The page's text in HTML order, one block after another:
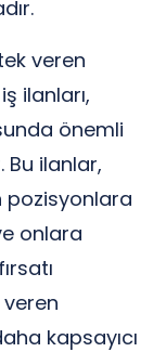
veren
ilanları,
önemli
Bu ilanlar,
pozisyonlara
onlara
kapsayıcı